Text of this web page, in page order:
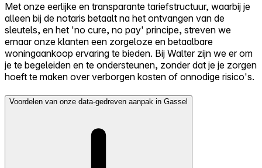
Met onze eerlijke en transparante tariefstructuur, waarbij je
alleen bij de notaris betaalt na het ontvangen van de
sleutels, en het 'no cure, no pay' principe, streven we
ernaar onze klanten een zorgeloze en betaalbare
woningaankoop ervaring te bieden. Bij Walter zijn we er om
je te begeleiden en te ondersteunen, zonder dat je je zorgen
hoeft te maken over verborgen kosten of onnodige risico's.
Voordelen van onze data-gedreven aanpak in Gassel